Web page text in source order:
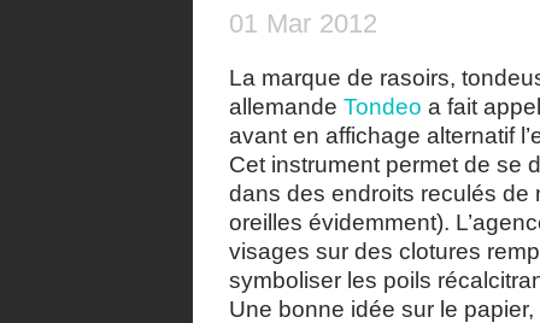
01 Mar 2012
La marque de rasoirs,
allemande Tondeo a fait
avant en affichage alternatif
Cet instrument permet de se
dans des endroits reculés de
oreilles évidemment).
visages sur des clotures
symboliser les poils
Une bonne idée sur le